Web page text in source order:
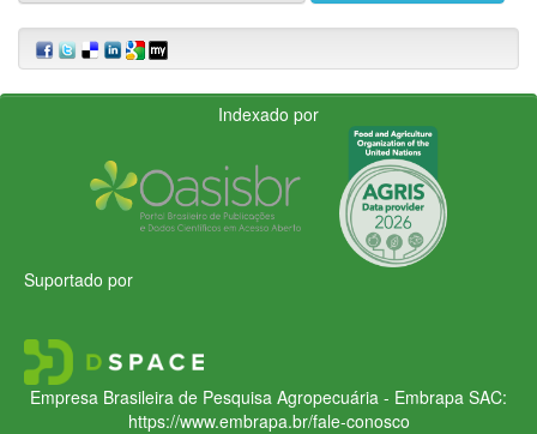
Indexado por
Suportado por
Empresa Brasileira de Pesquisa Agropecuária - Embrapa SAC:
https://www.embrapa.br/fale-conosco